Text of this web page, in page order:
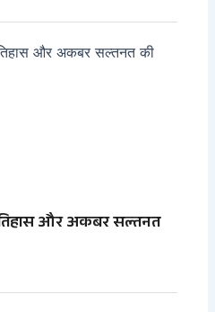
और अकबर सल्तनत